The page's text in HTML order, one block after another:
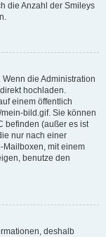
die Anzahl der Smileys
die Administration
hochladen.
einem öffentlich
bild.gif. Sie können
befinden (außer es ist
nur nach einer
Mailboxen, mit einem
benutze den
deshalb